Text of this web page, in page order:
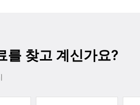
를 찾고 계신가요?